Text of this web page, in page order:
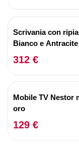
Scrivania con
Bianco e Antracite
312 €
Mobile TV Nestor
oro
129 €